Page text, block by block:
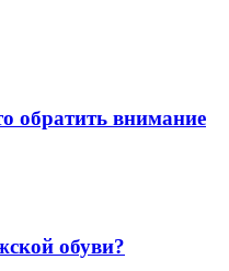
обратить внимание
обуви?